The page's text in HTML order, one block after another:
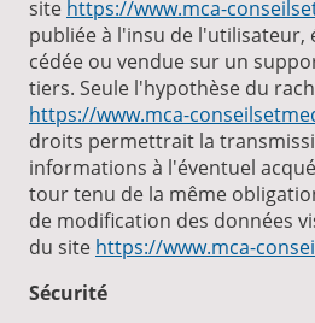
site https://www.mca-
publiée à l'insu de l'utilisateur,
cédée ou vendue sur un
tiers. Seule l'hypothèse du
https://www.mca-
droits permettrait la
informations à l'éventuel
tour tenu de la même
de modification des données
du site https://www.mca-
Sécurité